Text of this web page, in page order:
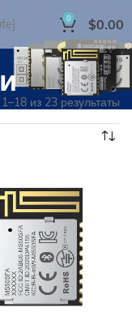
0 $0.00
из 23 результаты